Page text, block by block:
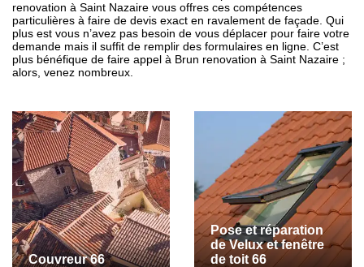
renovation à Saint Nazaire vous offres ces compétences
particulières à faire de devis exact en ravalement de façade. Qui
plus est vous n’avez pas besoin de vous déplacer pour faire votre
demande mais il suffit de remplir des formulaires en ligne. C’est
plus bénéfique de faire appel à Brun renovation à Saint Nazaire ;
alors, venez nombreux.
Couvreur 66
Pose et réparation
de Velux et fenêtre
de toit 66